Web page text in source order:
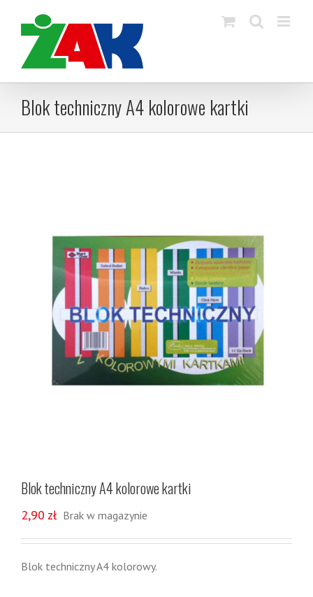
content
Blok techniczny A4 kolorowe kartki
Blok techniczny A4 kolorowe kartki
2,90 zł Brak w magazynie
Blok techniczny A4 kolorowy.